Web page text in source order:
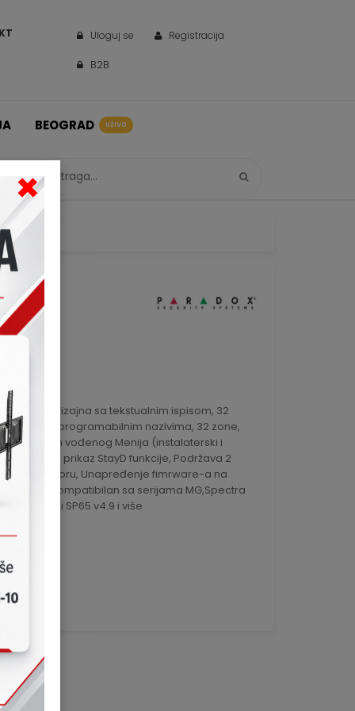
Uloguj se Registracija
B2B
BEOGRAD UŽIVO
novog dizajna sa tekstualnim ispisom, 32
ekran sa programabilnim nazivima, 32 zone,
putem vođenog Menija (instalaterski i
Ikonica za prikaz StayD funkcije, Podržava 2
na šifratoru, Unapređenje fimrware-a na
307USB, kompatibilan sa serijama MG,Spectra
SP4000 i SP65 v4.9 i više
×